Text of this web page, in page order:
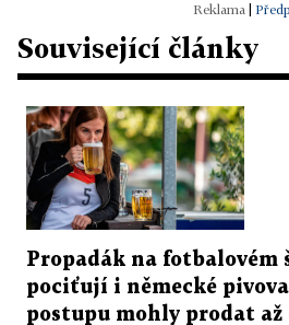
Související články
Propadák na fotbalovém
pociťují i německé
postupu mohly prodat